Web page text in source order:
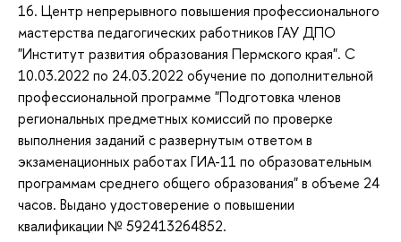
16. Центр непрерывного повышения профессионального
мастерства педагогических работников ГАУ ДПО
"Институт развития образования Пермского края". С
10.03.2022 по 24.03.2022 обучение по дополнительной
профессиональной программе "Подготовка членов
региональных предметных комиссий по проверке
выполнения заданий с развернутым ответом в
экзаменационных работах ГИА-11 по образовательным
программам среднего общего образования" в объеме 24
часов. Выдано удостоверение о повышении
квалификации № 592413264852.